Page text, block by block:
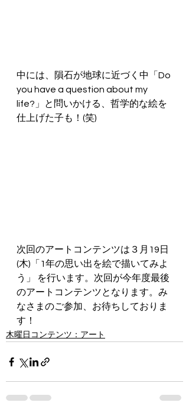
中には、隕石が地球に近づく中「Do
you have a question about my
life?」と問いかける、哲学的な絵を
仕上げた子も！(笑)
次回のアートコンテンツは３月19日
(木)「1年の思い出を絵で描いてみよ
う」 を行います。次回が今年度最後
のアートコンテンツとなります。み
なさまのご参加、お待ちしておりま
す！
木曜日コンテンツ：アート